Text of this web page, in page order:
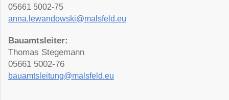
05661 5002-75
anna.lewandowski@malsfeld.eu
Bauamtsleiter:
Thomas Stegemann
05661 5002-76
bauamtsleitung@malsfeld.eu